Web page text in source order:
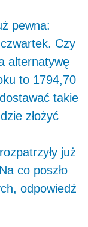
pewna:
Czy
alternatywę
to 1794,70
takie
złożyć
już
co poszło
odpowiedź